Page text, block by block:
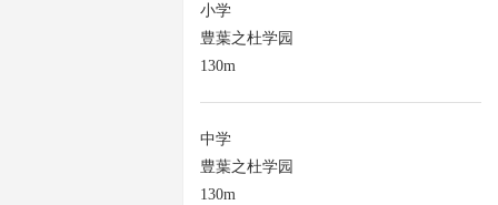
小学
豊葉之杜学园
130m
中学
豊葉之杜学园
130m